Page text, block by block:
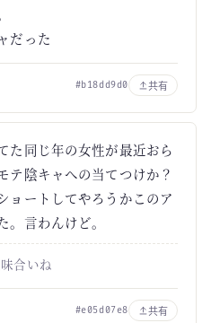
だった
#b18dd9d0 共有
た同じ年の女性が最近おら
テ陰キャへの当てつけか？
ョートしてやろうかこのア
言わんけど。
合いね
#e05d07e8 共有